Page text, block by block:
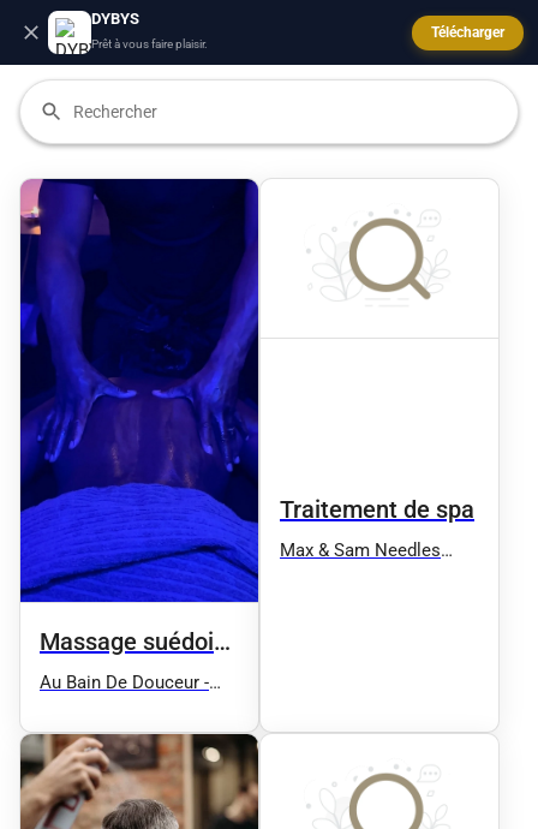
DYBYS
Prêt à vous faire plaisir.
Télécharger
Massage suédois
en duo
Au Bain De Douceur -
77 & 91
Traitement de spa
Max & Sam Needles